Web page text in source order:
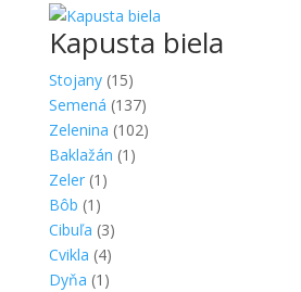
Kapusta biela
Stojany (15)
Semená (137)
Zelenina (102)
Baklažán (1)
Zeler (1)
Bôb (1)
Cibuľa (3)
Cvikla (4)
Dyňa (1)